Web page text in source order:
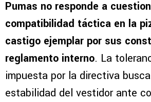
Pumas no responde a
compatibilidad táctica en la
castigo ejemplar por sus
reglamento interno. La
impuesta por la directiva
estabilidad del vestidor ante